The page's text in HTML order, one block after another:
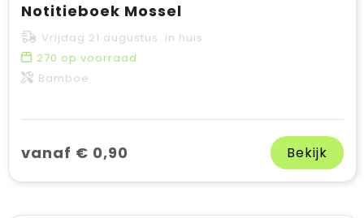
Notitieboek Mossel
Vrijdag 21 augustus in huis
270 op voorraad
Bamboe
vanaf € 0,90 Bekijk